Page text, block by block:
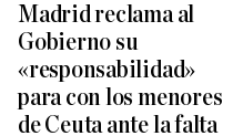
Madrid reclama al
Gobierno su
«responsabilidad»
para con los menores
de Ceuta ante la falta